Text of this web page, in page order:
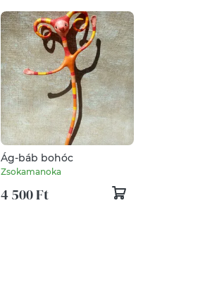
Ág-báb bohóc
Zsokamanoka
4 500 Ft